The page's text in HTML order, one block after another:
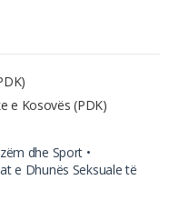
e Kosovës (PDK)
dhe Sport •
e Dhunës Seksuale të